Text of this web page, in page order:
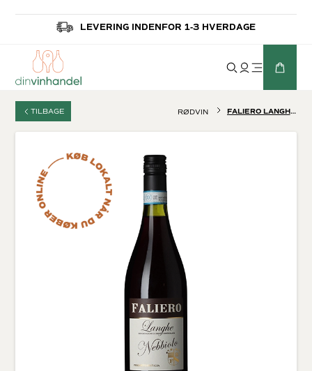
LEVERING INDENFOR 1-3 HVERDAGE
TILBAGE RØDVIN FALIERO LANGHE NEBBIOLO D.O.C.